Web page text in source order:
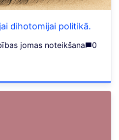
dihotomijai politikā.
jomas noteikšana
0